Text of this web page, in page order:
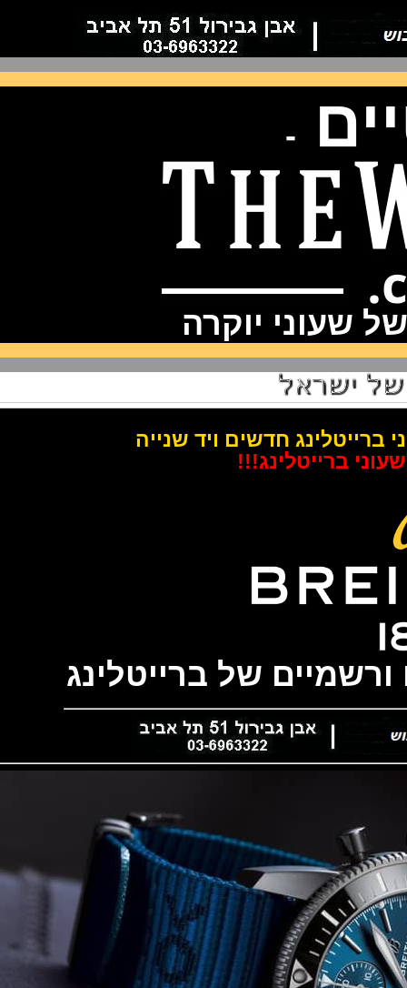
-
יוקרה
חדשים ויד שנייה
ברייטלינג!!!
של ברייטלינג